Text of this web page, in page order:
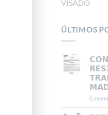
VISADO
ÚLTIMOS